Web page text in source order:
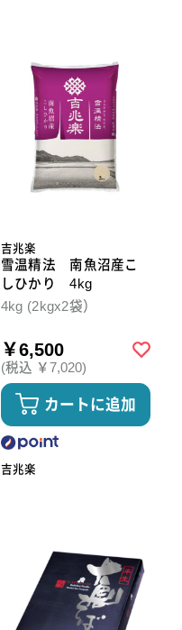
吉兆楽
雪温精法 南魚沼産こ
しひかり 4kg
4kg (2kgx2袋）
￥6,500
(税込 ￥7,020)
カートに追加
吉兆楽